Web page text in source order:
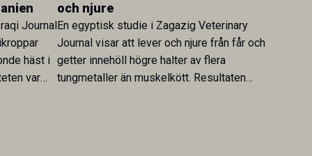
Journal
häst i
var
och njure
En egyptisk studie i Zagazig Veterinary
Journal visar att lever och njure från får och
getter innehöll högre halter av flera
tungmetaller än muskelkött. Resultaten